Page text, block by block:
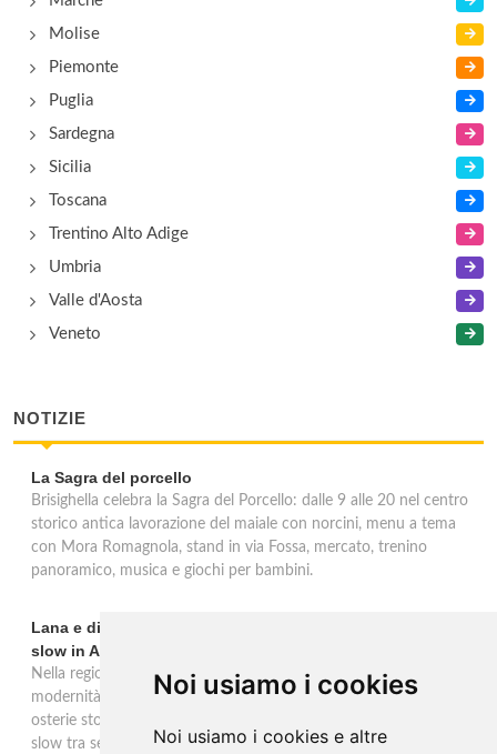
Noi usiamo i cookies
Noi usiamo i cookies e altre
Molise
Piemonte
Puglia
Sardegna
Sicilia
Toscana
Trentino Alto Adige
Umbria
Valle d'Aosta
Veneto
NOTIZIE
La Sagra del porcello
Brisighella celebra la Sagra del Porcello: dalle 9 alle 20 nel centro
storico antica lavorazione del maiale con norcini, menu a tema
con Mora Romagnola, stand in via Fossa, mercato, trenino
panoramico, musica e giochi per bambini.
Lana e dintorni: Törggelen, vini d'eccellenza e vacanze
slow in Alto Adige
Nella regione di Lana in Alto Adige tradizione contadina e
modernità si fondono in un'esperienza autentica. Törggelen nelle
osterie storiche, vini da antiche tradizioni vitivinicole e vacanze
slow tra sentieri delle rogge e produttori locali.